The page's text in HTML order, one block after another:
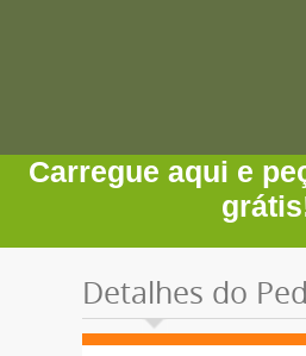
Carregue aqui e
Detalhes do